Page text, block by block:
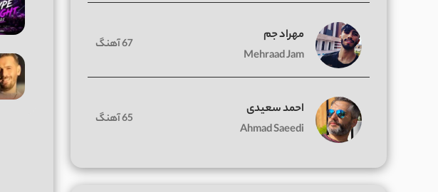
مهراد جم
Mehraad Jam
67 آهنگ
احمد سعیدی
Ahmad Saeedi
65 آهنگ